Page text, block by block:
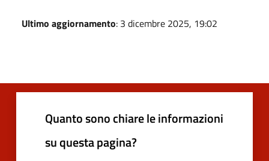
Ultimo aggiornamento: 3 dicembre 2025, 19:02
Quanto sono chiare le informazioni
su questa pagina?